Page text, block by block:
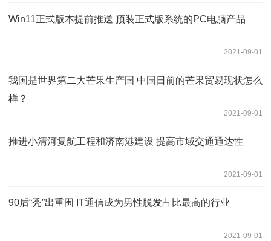
Win11正式版本提前推送 预装正式版系统的PC电脑产品
2021-09-01
我国是世界第二大芒果生产国 中国日前的芒果贸易现状怎么
样？
2021-09-01
推进小清河复航工程和济南港建设 提高市域交通通达性
2021-09-01
90后“秃”出重围 IT通信成为男性脱发占比最高的行业
2021-09-01